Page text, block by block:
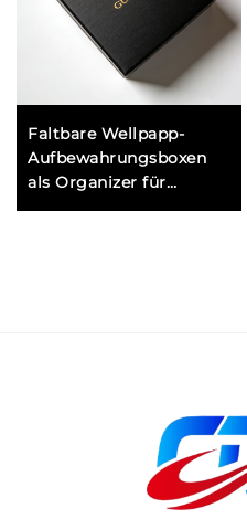
Faltbare Wellpapp-
Aufbewahrungsboxen
als Organizer für
Kleidung und Garderobe